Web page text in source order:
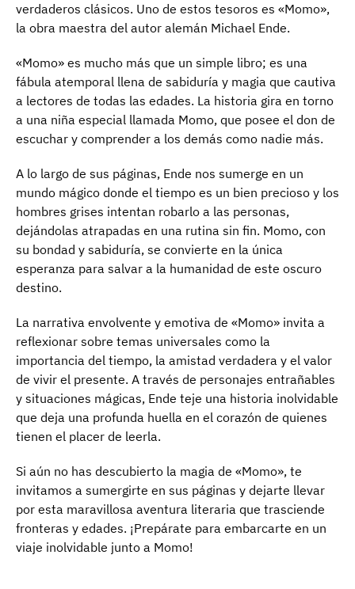
verdaderos clásicos. Uno de estos tesoros es «Momo»,
la obra maestra del autor alemán Michael Ende.
«Momo» es mucho más que un simple libro; es una
fábula atemporal llena de sabiduría y magia que cautiva
a lectores de todas las edades. La historia gira en torno
a una niña especial llamada Momo, que posee el don de
escuchar y comprender a los demás como nadie más.
A lo largo de sus páginas, Ende nos sumerge en un
mundo mágico donde el tiempo es un bien precioso y los
hombres grises intentan robarlo a las personas,
dejándolas atrapadas en una rutina sin fin. Momo, con
su bondad y sabiduría, se convierte en la única
esperanza para salvar a la humanidad de este oscuro
destino.
La narrativa envolvente y emotiva de «Momo» invita a
reflexionar sobre temas universales como la
importancia del tiempo, la amistad verdadera y el valor
de vivir el presente. A través de personajes entrañables
y situaciones mágicas, Ende teje una historia inolvidable
que deja una profunda huella en el corazón de quienes
tienen el placer de leerla.
Si aún no has descubierto la magia de «Momo», te
invitamos a sumergirte en sus páginas y dejarte llevar
por esta maravillosa aventura literaria que trasciende
fronteras y edades. ¡Prepárate para embarcarte en un
viaje inolvidable junto a Momo!